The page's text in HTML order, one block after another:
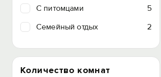
C питомцами
5
Семейный отдых
2
Количество комнат